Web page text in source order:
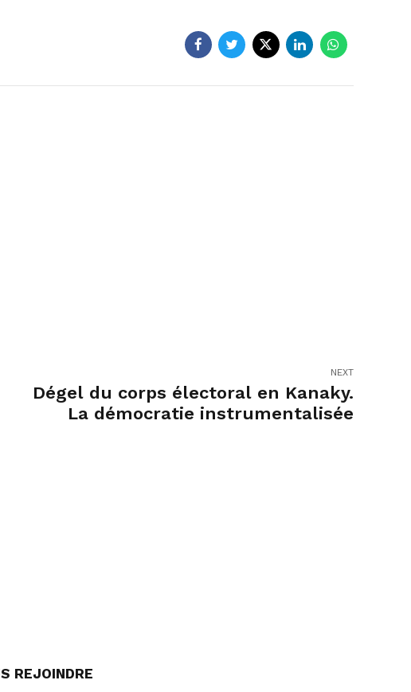
NEXT
Dégel du corps électoral en Kanaky.
La démocratie instrumentalisée
REJOINDRE